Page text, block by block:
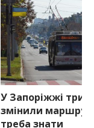
У Запоріжжі три
змінили
треба знати